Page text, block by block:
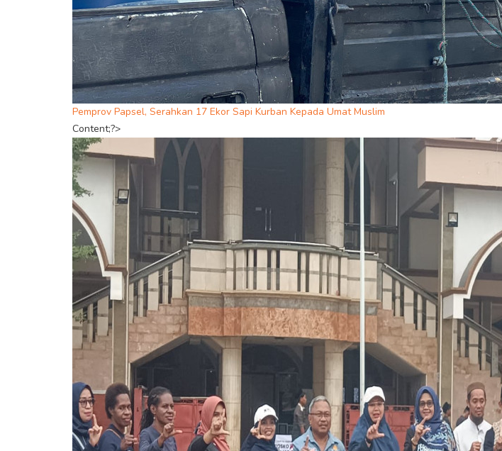
Pemprov Papsel, Serahkan 17 Ekor Sapi Kurban Kepada Umat Muslim
Content;?>